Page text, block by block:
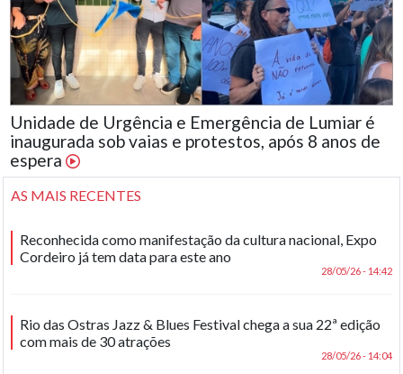
Unidade de Urgência e Emergência de Lumiar é
inaugurada sob vaias e protestos, após 8 anos de
espera
AS MAIS RECENTES
Reconhecida como manifestação da cultura nacional, Expo
Cordeiro já tem data para este ano
28/05/26 - 14:42
Rio das Ostras Jazz & Blues Festival chega a sua 22ª edição
com mais de 30 atrações
28/05/26 - 14:04